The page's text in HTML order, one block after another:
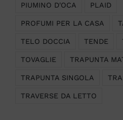
PIUMINO D'OCA PLAID
PROFUMI PER LA CASA
TELO DOCCIA TENDE
TOVAGLIE TRAPUNTA
TRAPUNTA SINGOLA
TRAVERSE DA LETTO